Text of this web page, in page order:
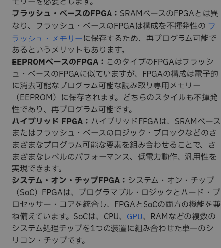
フラッシュ・ベースのFPGA： SRAMベースのFPGAとは異
なり、フラッシュ・ベースのFPGAは構成を不揮発性の フ
ラッシュ・メモリーに保存するため、再プログラム可能で
あるというメリットもあります。
EEPROMベースのFPGA： このタイプのFPGAはフラッシ
ュ・ベースのFPGAに似ていますが、FPGAの構成は電子的
に消去可能なプログラム可能な読み取り専用メモリー
（EEPROM）に保存されます。どちらのスタイルも不揮発
性であり、再プログラム可能です。
ハイブリッド FPGA： ハイブリッドFPGAは、SRAMベース
またはフラッシュ・ベースのロジック・ブロックなどのさ
まざまなプログラム可能な要素を組み合わせることで、さ
まざまなレベルのパフォーマンス、低電力動作、汎用性を
実現できます。
システム・オン・チップFPGA： システム・オン・チップ
（SoC）FPGAは、プログラマブル・ロジックとハード・プ
ロセッサー・コアを統合し、FPGAとSoCの両方の機能を兼
ね備えています。SoCは、CPU、 GPU、RAMなどの複数の
システム処理チップを1つの装置に組み合わせた単一のシ
リコン・チップです。